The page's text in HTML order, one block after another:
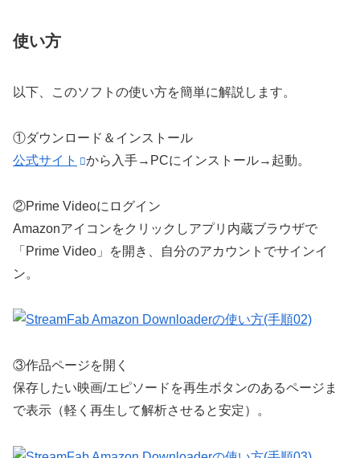
使い方
以下、このソフトの使い方を簡単に解説します。
①ダウンロード＆インストール
公式サイト
から入手→PCにインストール→起動。
②Prime Videoにログイン
Amazonアイコンをクリックしアプリ内蔵ブラウザで
「Prime Video」を開き、自分のアカウントでサインイ
ン。
③作品ページを開く
保存したい映画/エピソードを再生ボタンのあるページま
で表示（軽く再生して解析させると安定）。